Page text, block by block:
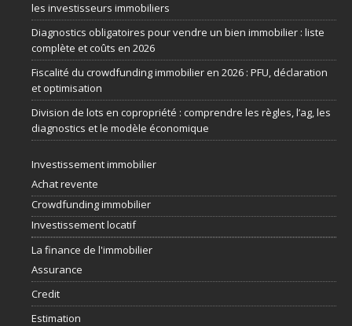
les investisseurs immobiliers
Diagnostics obligatoires pour vendre un bien immobilier : liste
complète et coûts en 2026
Fiscalité du crowdfunding immobilier en 2026 : PFU, déclaration
et optimisation
Division de lots en copropriété : comprendre les règles, l’ag, les
diagnostics et le modèle économique
Investissement immobilier
Achat revente
Crowdfunding immobilier
Investissement locatif
La finance de l'immobilier
Assurance
Credit
Estimation